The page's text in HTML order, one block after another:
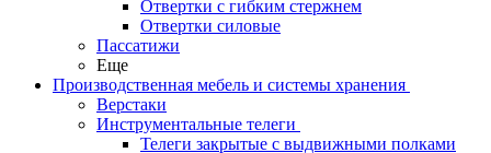
Отвертки с гибким стержнем
Отвертки силовые
Пассатижи
Еще
Производственная мебель и системы хранения
Верстаки
Инструментальные телеги
Телеги закрытые с выдвижными полками